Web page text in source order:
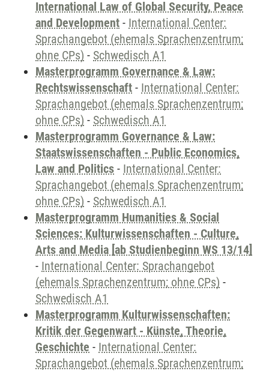
International Law of Global Security, Peace
and Development - International Center:
Sprachangebot (ehemals Sprachenzentrum;
ohne CPs) - Schwedisch A1
Masterprogramm Governance & Law:
Rechtswissenschaft - International Center:
Sprachangebot (ehemals Sprachenzentrum;
ohne CPs) - Schwedisch A1
Masterprogramm Governance & Law:
Staatswissenschaften - Public Economics,
Law and Politics - International Center:
Sprachangebot (ehemals Sprachenzentrum;
ohne CPs) - Schwedisch A1
Masterprogramm Humanities & Social
Sciences: Kulturwissenschaften - Culture,
Arts and Media [ab Studienbeginn WS 13/14]
- International Center: Sprachangebot
(ehemals Sprachenzentrum; ohne CPs) -
Schwedisch A1
Masterprogramm Kulturwissenschaften:
Kritik der Gegenwart - Künste, Theorie,
Geschichte - International Center:
Sprachangebot (ehemals Sprachenzentrum;